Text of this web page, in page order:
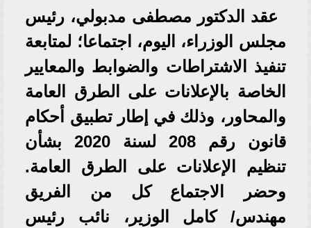
عقد الدكتور مصطفى مدبولي، رئيس
مجلس الوزراء، اليوم، اجتماعا؛ لمتابعة
تنفيذ الاشتراطات والضوابط والمعايير
الخاصة بالإعلانات على الطرق العامة
والمحاور، وذلك في إطار تطبيق أحكام
قانون رقم 208 لسنة 2020 بشأن
تنظيم الإعلانات على الطرق العامة.
وحضر الاجتماع كل من الفريق
مهندس/ كامل الوزير، نائب رئيس